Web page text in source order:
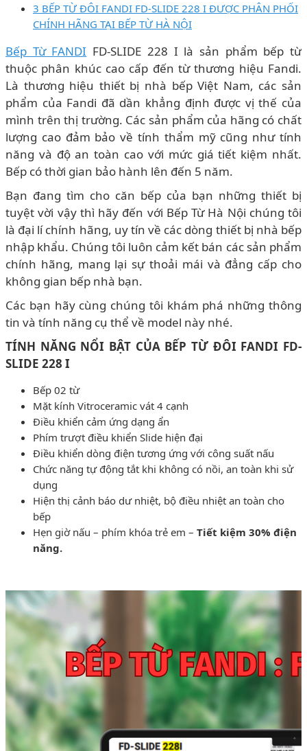
3 BẾP TỪ ĐÔI FANDI FD-SLIDE 228 I ĐƯỢC PHÂN PHỐI
CHÍNH HÃNG TẠI BẾP TỪ HÀ NỘI
Bếp Từ FANDI FD-SLIDE 228 I là sản phẩm bếp từ
thuộc phân khúc cao cấp đến từ thương hiệu Fandi.
Là thương hiệu thiết bị nhà bếp Việt Nam, các sản
phẩm của Fandi đã dần khẳng định được vị thế của
mình trên thị trường. Các sản phẩm của hãng có chất
lượng cao đảm bảo về tính thẩm mỹ cũng như tính
năng và độ an toàn cao với mức giá tiết kiệm nhất.
Bếp có thời gian bảo hành lên đến 5 năm.
Bạn đang tìm cho căn bếp của bạn những thiết bị
tuyệt vời vậy thì hãy đến với Bếp Từ Hà Nội chúng tôi
là đại lí chính hãng, uy tín về các dòng thiết bị nhà bếp
nhập khẩu. Chúng tôi luôn cảm kết bán các sản phẩm
chính hãng, mang lại sự thoải mái và đẳng cấp cho
không gian bếp nhà bạn.
Các bạn hãy cùng chúng tôi khám phá những thông
tin và tính năng cụ thể về model này nhé.
TÍNH NĂNG NỔI BẬT CỦA BẾP TỪ ĐÔI FANDI FD-
SLIDE 228 I
Bếp 02 từ
Mặt kính Vitroceramic vát 4 cạnh
Điều khiển cảm ứng dạng ẩn
Phím trượt điều khiển Slide hiện đại
Điều khiển dòng điện tương ứng với công suất nấu
Chức năng tự động tắt khi không có nồi, an toàn khi sử
dụng
Hiện thị cảnh báo dư nhiệt, bộ điều nhiệt an toàn cho
bếp
Hẹn giờ nấu – phím khóa trẻ em – Tiết kiệm 30% điện
năng.